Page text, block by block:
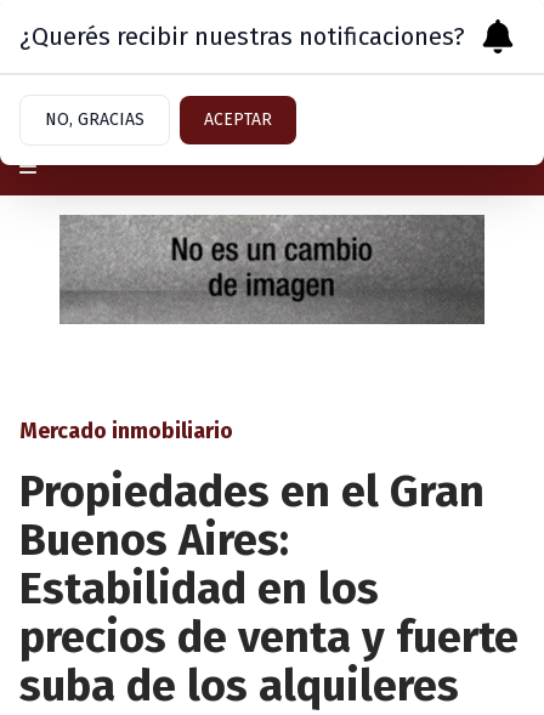
Sábado 8 de Agosto
Mercado inmobiliario
Propiedades en el Gran
Buenos Aires:
Estabilidad en los
precios de venta y fuerte
suba de los alquileres
¿Querés recibir nuestras notificaciones?
NO, GRACIAS ACEPTAR